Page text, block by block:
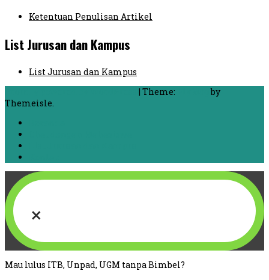
Ketentuan Penulisan Artikel
List Jurusan dan Kampus
List Jurusan dan Kampus
| Theme:
by
Themeisle.
×
Mau lulus ITB, Unpad, UGM tanpa Bimbel?